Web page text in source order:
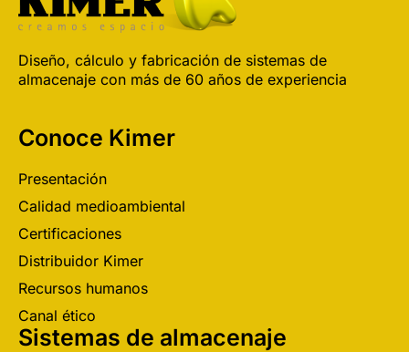
Diseño, cálculo y fabricación de sistemas de
almacenaje con más de 60 años de experiencia
Conoce Kimer
Presentación
Calidad medioambiental
Certificaciones
Distribuidor Kimer
Recursos humanos
Canal ético
Sistemas de almacenaje